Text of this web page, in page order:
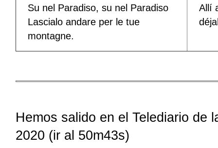
Su nel Paradiso, su nel Paradiso
Lascialo andare per le tue
montagne.
Allí
Hemos salido en el Telediario de
2020 (ir al 50m43s)